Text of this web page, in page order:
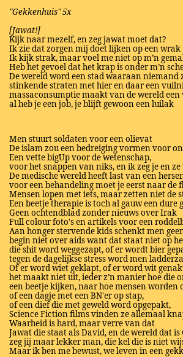
"Gekkenhuis" 5x
[Jawat!]
Kijk naar mezelf, en zeg jawat moet dat?
Ik zie dat zorgen mij doet lijken op een wrak
Ik kijk strak, maar voel me niet op m’n
Heb het gevoel dat het krap is onder m’n
De wereld word een stad waaraan niemand
stinkende straten met hier en daar een
massaconsumptie maakt van de wereld
al heb je een job, je blijft gewoon een luilak
Men stuurt soldaten voor een olievat
De islam zou een bedreiging vormen voor
Een vette bigUp voor de wetenschap,
voor het snappen van niks, en ik zeg je en
De medische wereld heeft last van een
voor een behandeling moet je eerst naar de
Mensen lopen met iets, maar zetten niet de
Een beetje therapie is toch al gauw een dure
Geen ochtendblad zonder nieuws over Irak
Full colour foto's en artikels voor een
Aan honger stervende kids schenkt men
begin niet over aids want dat staat niet op
die shit word weggezapt, of er wordt bier
tegen de dagelijkse stress word men
Of er word wiet geklapt, of er word wit
het maakt niet uit, ieder z’n manier hoe die
een beetje kijken, naar hoe mensen worden
of een dagje met een BN'er op stap,
of een dief die met geweld word opgepakt,
Science Fiction films vinden ze allemaal
Waarheid is hard, maar verre van dat
Jawat die staat als David, en de wereld dat
zeg jij maar lekker man, die kel die is niet
Maar ik ben me bewust, we leven in een